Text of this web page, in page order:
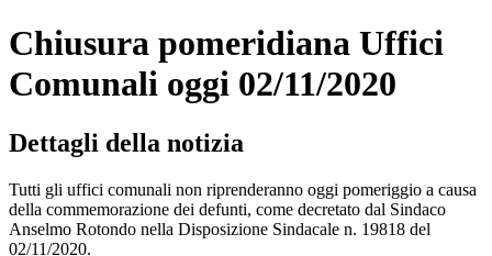
Chiusura pomeridiana Uffici
Comunali oggi 02/11/2020
Dettagli della notizia
Tutti gli uffici comunali non riprenderanno oggi pomeriggio a causa
della commemorazione dei defunti, come decretato dal Sindaco
Anselmo Rotondo nella Disposizione Sindacale n. 19818 del
02/11/2020.